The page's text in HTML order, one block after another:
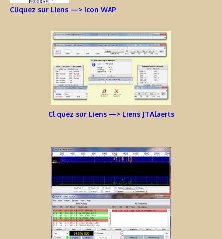
Cliquez sur Liens —> Icon WAP
Cliquez sur Liens —> Liens JTAlaerts